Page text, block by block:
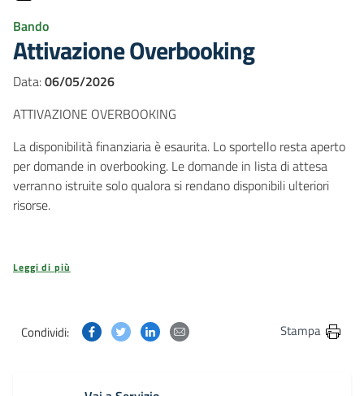
Bando
Attivazione Overbooking
Data:06/05/2026
ATTIVAZIONE OVERBOOKING
La disponibilità finanziaria è esaurita. Lo sportello resta aperto
per domande in overbooking. Le domande in lista di attesa
verranno istruite solo qualora si rendano disponibili ulteriori
risorse.
Leggi di più
Condividi: Condividi questa pagina su Facebook
Condividi questa pagina su Twitter
Condividi questa pagina su Linkedin
Condividi questa pagina via
Stampa